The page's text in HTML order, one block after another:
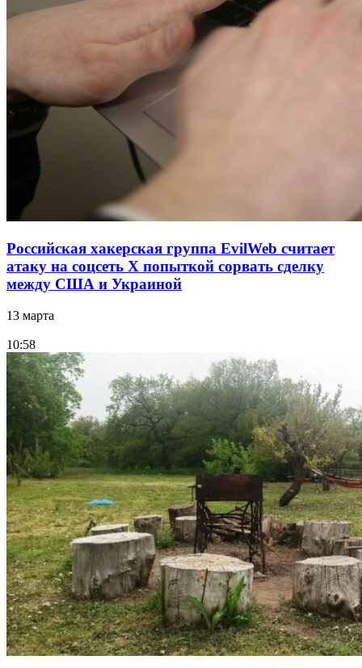
Российская хакерская группа EvilWeb считает
атаку на соцсеть Х попыткой сорвать сделку
между США и Украиной
13 марта
10:58